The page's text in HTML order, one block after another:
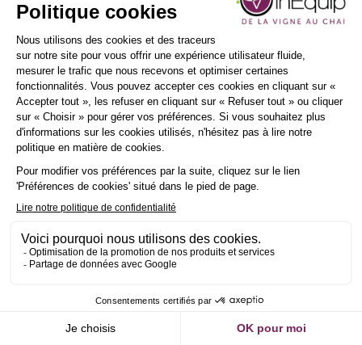
Demander un RDV
INSCRIPTIONNEWSLETTER